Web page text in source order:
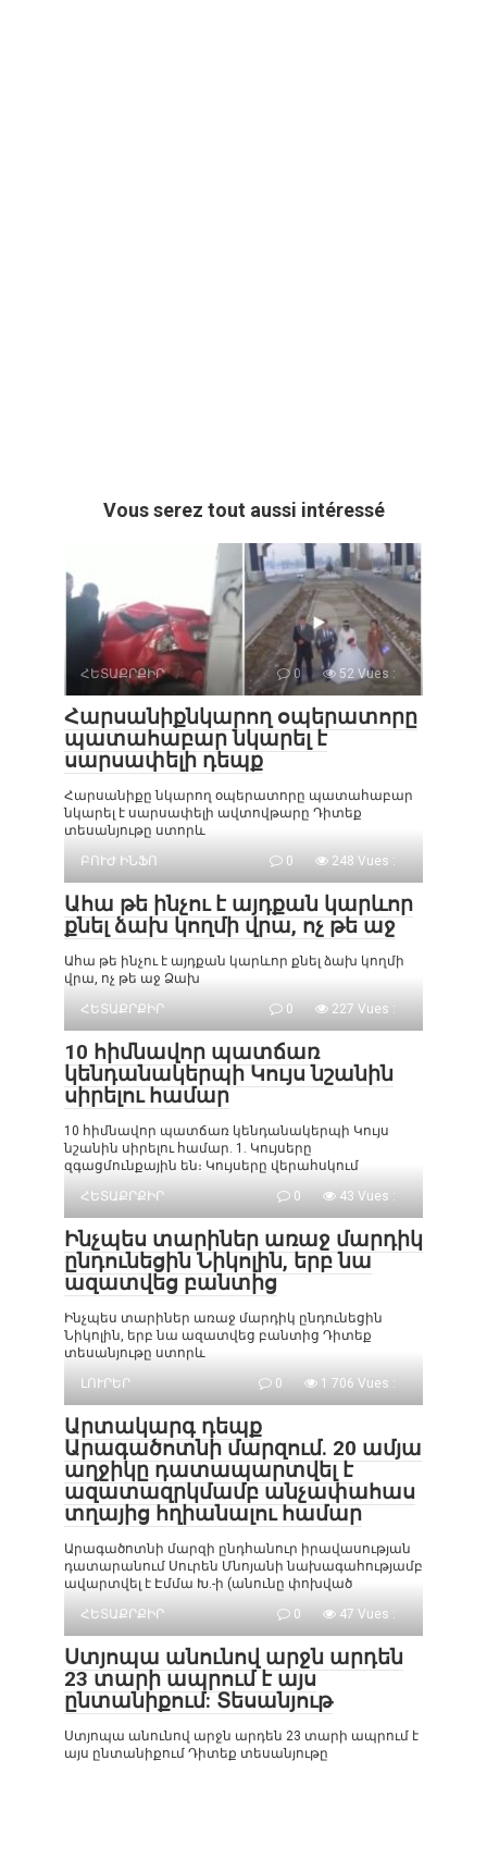
Vous serez tout aussi intéressé
ՀԵՏԱՔՐՔԻՐ 0 52 Vues :
Հարսանիքնկարող օպերատորը
պատահաբար նկարել է
սարսափելի դեպք
Հարսանիքը նկարող օպերատորը պատահաբար
նկարել է սարսափելի ավտովթարը Դիտեք
տեսանյութը ստորև
ԲՈՒԺ ԻՆՖՈ
0 248 Vues :
Ահա թե ինչու է այդքան կարևոր
քնել ձախ կողմի վրա, ոչ թե աջ
Ահա թե ինչու է այդքան կարևոր քնել ձախ կողմի
վրա, ոչ թե աջ Ձախ
ՀԵՏԱՔՐՔԻՐ
0 227 Vues :
10 հիմնավոր պատճառ
կենդանակերպի Կույս նշանին
սիրելու համար
10 հիմնավոր պատճառ կենդանակերպի Կույս
նշանին սիրելու համար. 1. Կույսերը
զգացմունքային են։ Կույսերը վերահսկում
ՀԵՏԱՔՐՔԻՐ
0 43 Vues :
Ինչպես տարիներ առաջ մարդիկ
ընդունեցին Նիկոլին, երբ նա
ազատվեց բանտից
Ինչպես տարիներ առաջ մարդիկ ընդունեցին
Նիկոլին, երբ նա ազատվեց բանտից Դիտեք
տեսանյութը ստորև
ԼՈՒՐԵՐ
0 1 706 Vues :
Արտակարգ դեպք
Արագածոտնի մարզում. 20 ամյա
աղջիկը դատապարտվել է
ազատազրկմամբ անչափահաս
տղայից հղիանալու համար
Արագածոտնի մարզի ընդհանուր իրավասության
դատարանում Սուրեն Մնոյանի նախագահությամբ
ավարտվել է Էմմա Խ.-ի (անունը փոխված
ՀԵՏԱՔՐՔԻՐ
0 47 Vues :
Ստյոպա անունով արջն արդեն
23 տարի ապրում է այս
ընտանիքում: Տեսանյութ
Ստյոպա անունով արջն արդեն 23 տարի ապրում է
այս ընտանիքում Դիտեք տեսանյութը